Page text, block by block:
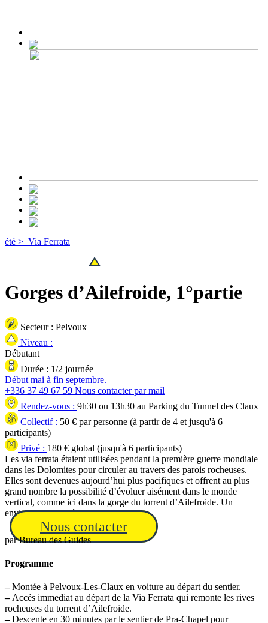
été > Via Ferrata
Gorges d’Ailefroide, 1°partie
Secteur : Pelvoux
Niveau :
Débutant
Durée : 1/2 journée
Début mai à fin septembre.
+336 37 49 67 59 Nous contacter par mail
Rendez-vous : 9h30 ou 13h30 au Parking du Tunnel des Claux
Collectif : 50 € par personne (à partir de 4 et jusqu'à 6
participants)
Privé : 180 € global (jusqu'à 6 participants)
Les via ferrata étaient utilisées pendant la première guerre mondiale
dans les Dolomites pour circuler au travers des parois rocheuses.
Elles sont devenues aujourd’hui plus pacifiques et offrent au plus
grand nombre la possibilité d’évoluer aisément dans le monde
vertical, comme ici dans la gorge du torrent d’Ailefroide. Un
environnement inédit.
Nous contacter
parBureau des Guides
Programme
–Montée à Pelvoux-Les-Claux en voiture au départ du sentier.
–Accés immediat au départ de la Via Ferrata qui remonte les rives
rocheuses du torrent d’Ailefroide.
–Descente en 30 minutes par le sentier de Pra-Chapel pour